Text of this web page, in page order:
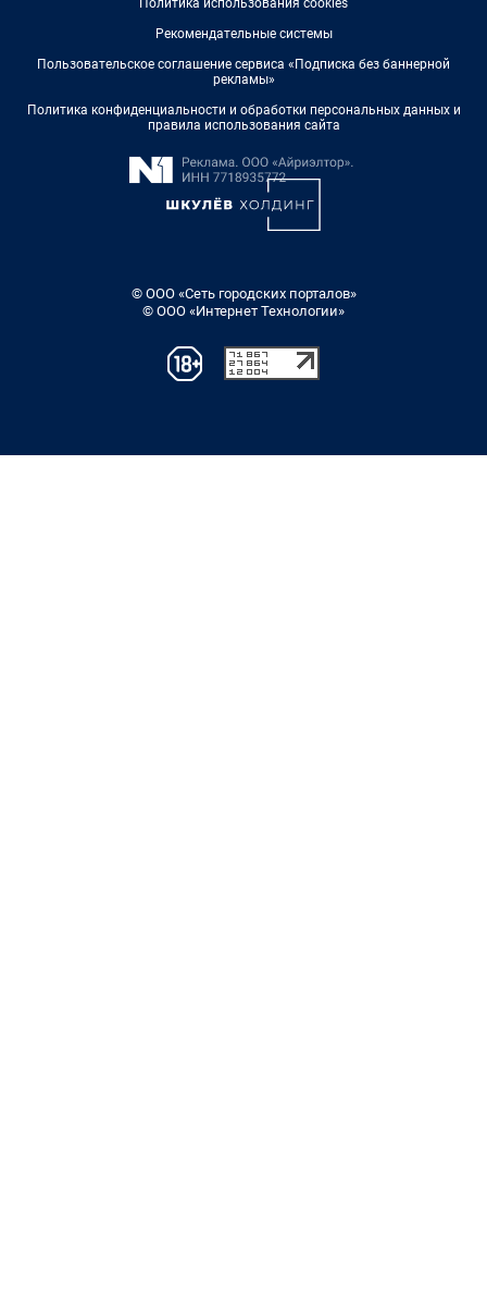
Рекомендательные системы
Пользовательское соглашение сервиса «Подписка без баннерной
рекламы»
Политика конфиденциальности и обработки персональных данных и
правила использования сайта
© ООО «Сеть городских порталов»
© ООО «Интернет Технологии»